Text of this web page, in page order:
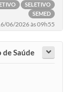
SELETIVO
SEMED
06/2026 às 09h55
Saúde